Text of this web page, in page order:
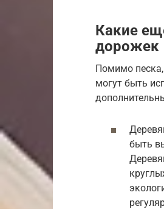
Какие
дорожек
Помимо
могут быть
быть